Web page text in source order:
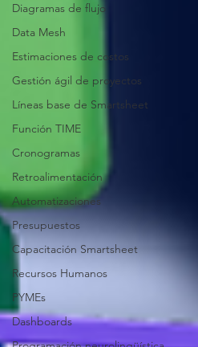
Diagramas de flujo
Data Mesh
Estimaciones de costos
Gestión ágil de proyectos
Líneas base de Smartsheet
Función TIME
Cronogramas
Retroalimentación
Automatizaciones
Presupuestos
Capacitación Smartsheet
Recursos Humanos
PYMEs
Dashboards